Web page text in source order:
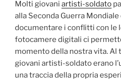
Molti giovani artisti-soldato
alla Seconda Guerra
documentare i conflitti con le
fotocamere digitali ci
momento della nostra vita. Al
giovani artisti-soldato erano
una traccia della propria